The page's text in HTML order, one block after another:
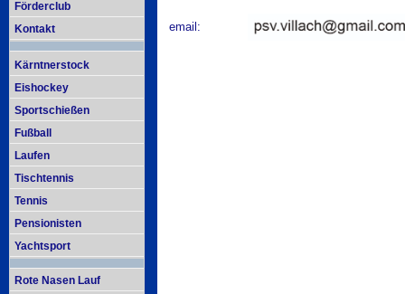
Förderclub
Kontakt
Kärntnerstock
Eishockey
Sportschießen
Fußball
Laufen
Tischtennis
Tennis
Pensionisten
Yachtsport
Rote Nasen Lauf
email: